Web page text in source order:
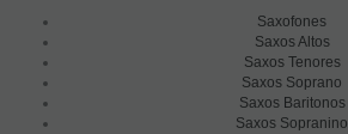
Saxofones
Saxos Altos
Saxos Tenores
Saxos Soprano
Saxos Baritonos
Saxos Sopranino